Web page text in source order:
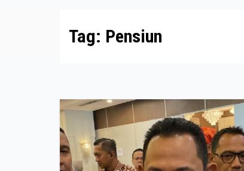
Tag: Pensiun